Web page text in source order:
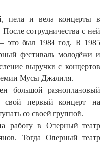
пела и вела концерты в
сотрудничества с ней
это был 1984 год. В 1985
фестиваль молодёжи и
выручки с концертов
Мусы Джалиля.
большой разноплановый
свой первый концерт на
со своей группой.
работу в Оперный театр
Тогда Оперный театр